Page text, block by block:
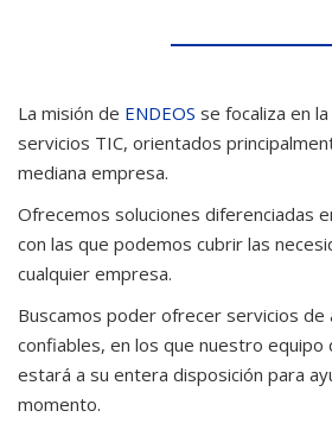
La misión de ENDEOS se focaliza en
servicios TIC, orientados
mediana empresa.
Ofrecemos soluciones diferenciadas
con las que podemos cubrir las
cualquier empresa.
Buscamos poder ofrecer servicios de
confiables, en los que nuestro equipo
estará a su entera disposición para
momento.